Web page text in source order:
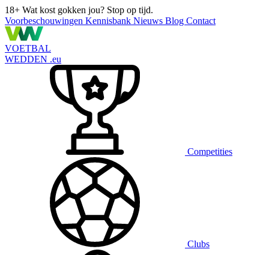
18+ Wat kost gokken jou? Stop op tijd.
Voorbeschouwingen Kennisbank Nieuws Blog Contact
VOETBAL
WEDDEN .eu
Competities
Clubs